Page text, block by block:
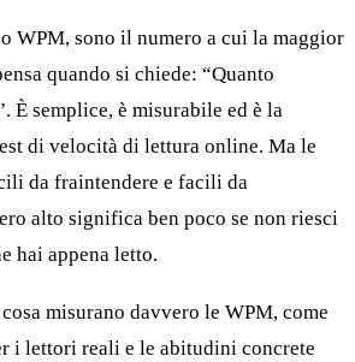
WPM, sono il numero a cui la maggior
quando si chiede: “Quanto
È semplice, è misurabile ed è la
di velocità di lettura online. Ma le
da fraintendere e facili da
alto significa ben poco se non riesci
hai appena letto.
misurano davvero le WPM, come
i lettori reali e le abitudini concrete